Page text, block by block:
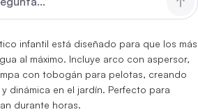
infantil está diseñado para que los más
al máximo. Incluye arco con aspersor,
con tobogán para pelotas, creando
dinámica en el jardín. Perfecto para
durante horas.